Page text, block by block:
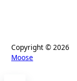
Copyright © 2026
Moose